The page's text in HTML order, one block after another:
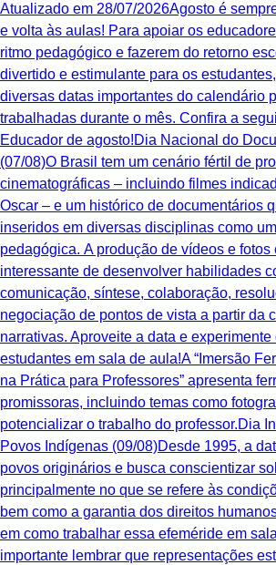
Atualizado em 28/07/2026Agosto é
e volta às aulas! Para apoiar os
ritmo pedagógico e fazerem do retorno
divertido e estimulante para os
diversas datas importantes do calendário
trabalhadas durante o mês. Confira a
Educador de agosto!Dia Nacional do
(07/08)O Brasil tem um cenário fértil de
cinematográficas – incluindo filmes
Oscar – e um histórico de documentários
inseridos em diversas disciplinas como
pedagógica. A produção de vídeos e fotos
interessante de desenvolver habilidades
comunicação, síntese, colaboração,
negociação de pontos de vista a partir da
narrativas. Aproveite a data e experimente
estudantes em sala de aula!A “Imersão
na Prática para Professores” apresenta
promissoras, incluindo temas como
potencializar o trabalho do professor.Dia
Povos Indígenas (09/08)Desde 1995, a
povos originários e busca conscientizar
principalmente no que se refere às
bem como a garantia dos direitos
em como trabalhar essa efeméride em
importante lembrar que representações